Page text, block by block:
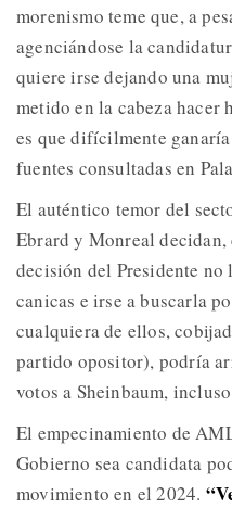
morenismo teme que, a
agenciándose la
quiere irse dejando una
metido en la cabeza
es que difícilmente
fuentes consultadas en
El auténtico temor del
Ebrard y Monreal decidan,
decisión del Presidente no
canicas e irse a buscarla
cualquiera de ellos,
partido opositor), podría
votos a Sheinbaum,
El empecinamiento de
Gobierno sea candidata
movimiento en el 2024.